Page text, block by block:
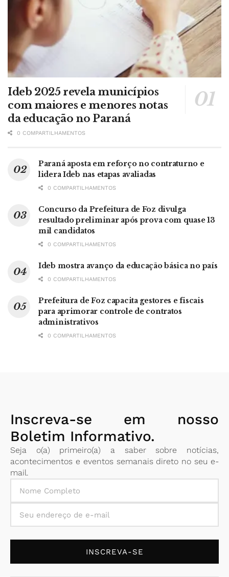
Ideb 2025 revela municípios
com maiores e menores notas
da educação no Paraná
0 COMPARTILHAMENTOS
Paraná aposta em reforço no contraturno e
lidera Ideb nas etapas avaliadas
0 COMPARTILHAMENTOS
Concurso da Prefeitura de Foz divulga
resultado preliminar após prova com quase 13
mil candidatos
0 COMPARTILHAMENTOS
Ideb mostra avanço da educação básica no país
0 COMPARTILHAMENTOS
Prefeitura de Foz capacita gestores e fiscais
para aprimorar controle de contratos
administrativos
0 COMPARTILHAMENTOS
Inscreva-se em nosso
Boletim Informativo.
Seja o(a) primeiro(a) a saber sobre notícias,
acontecimentos e eventos semanais direto no seu e-
mail.
INSCREVA-SE